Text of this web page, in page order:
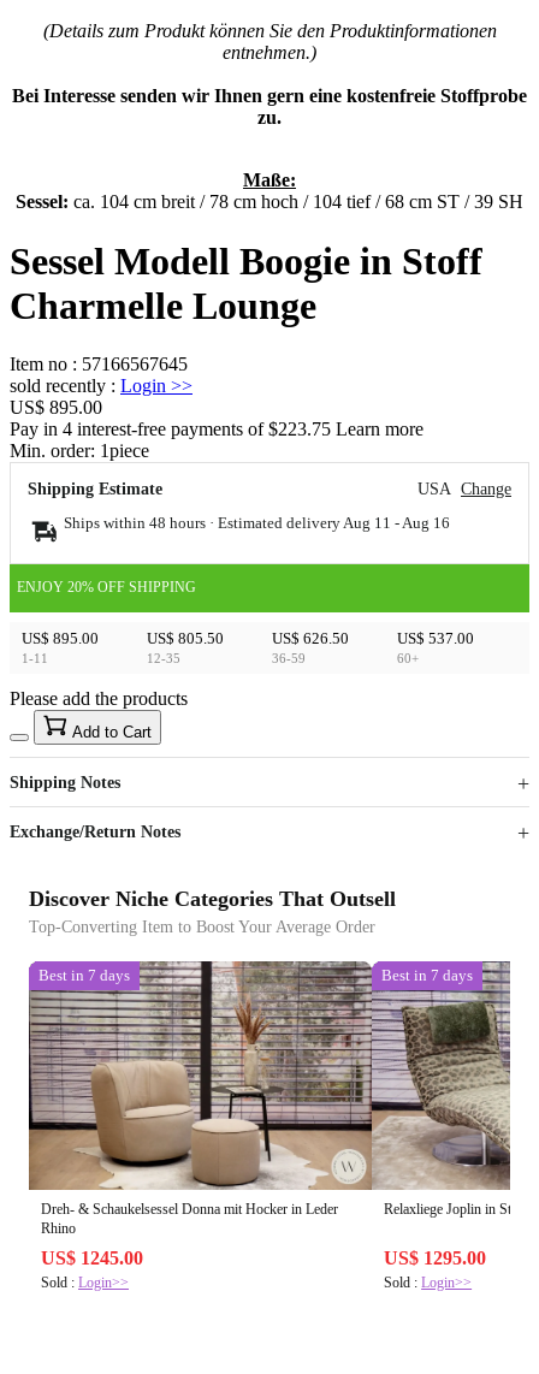
(Details zum Produkt können Sie den Produktinformationen
entnehmen.)
Bei Interesse senden wir Ihnen gern eine kostenfreie Stoffprobe
zu.
Maße:
Sessel: ca. 104 cm breit / 78 cm hoch / 104 tief / 68 cm ST / 39 SH
Sessel Modell Boogie in Stoff
Charmelle Lounge
Item no : 57166567645
sold recently : Login >>
US$ 895.00
Pay in 4 interest-free payments of $223.75 Learn more
Min. order: 1piece
Shipping Estimate USA Change
Ships within 48 hours · Estimated delivery Aug 11 - Aug 16
ENJOY 20% OFF SHIPPING
US$ 895.00
1-11
US$ 805.50
12-35
US$ 626.50
36-59
US$ 537.00
60+
US$40
Sign up to your membership to get coupons up to
15%
Opportunity to enjoy order discount up to 15% off
Please add the products
Add to Cart
Shipping Notes
Exchange/Return Notes
Discover Niche Categories That Outsell
Top-Converting Item to Boost Your Average Order
Best in 7 days
Dreh- & Schaukelsessel Donna mit Hocker in Leder
Rhino
US$ 1245.00
Sold : Login>>
Best in 7 days
Relaxliege Joplin in Stoff
US$ 1295.00
Sold :Login>>